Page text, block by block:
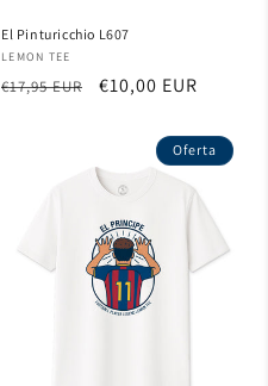
El Pinturicchio L607
Proveedor:
LEMON TEE
Precio
€17,95 EUR
Precio
€10,00 EUR
Oferta